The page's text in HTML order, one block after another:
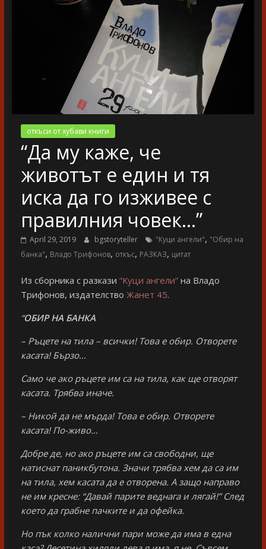
откъси от хубави книги
“Да му каже, че
животът е един и тя
иска да го изживее с
правилния човек…”
April 29, 2019 bgstoryteller "Куци ангели", "Обир на
банка", Владо Трифонов, откъс, РАЗКАЗ, цитат
Из сборника с разкази “Куци ангели”на Владо
Трифонов, издателство Жанет 45.
“ОБИР НА БАНКА
– Ръцете на тила – всички! Това е обир. Отворете
касата! Бързо…
Само че ако ръцете им са на тила, как ще отворят
касата. Трябва иначе.
– Никой да не мърда! Това е обир. Отворете
касата! По-живо…
Добре де, но ако ръцете им са свободни, ще
натиснат паникбутона. Значи трябва хем да са им
на тила, хем касата да е отворена. А защо направо
не им кресне: “Давай парите веднага и лягай!” След
което да грабне пачките и да офейка.
Но пък колко налични пари може да има в една